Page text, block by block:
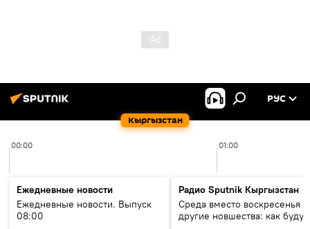
Кыргызстан
РУС
00:00 01:00
Ежедневные новости
Ежедневные новости. Выпуск
08:00
Радио Sputnik Кыргызстан
Среда вместо воскресенья и
другие новшества: как будут